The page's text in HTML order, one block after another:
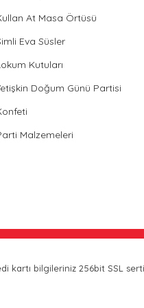
At Masa Örtüsü
Eva Süsler
Kutuları
Doğum Günü Partisi
Malzemeleri
kartı bilgileriniz 256bit SSL